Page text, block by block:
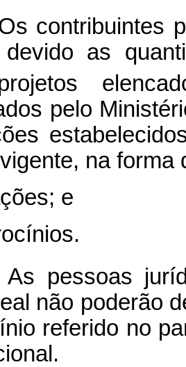
contribuintes
as
pelo
na forma
e
pessoas
não poderão
referido no